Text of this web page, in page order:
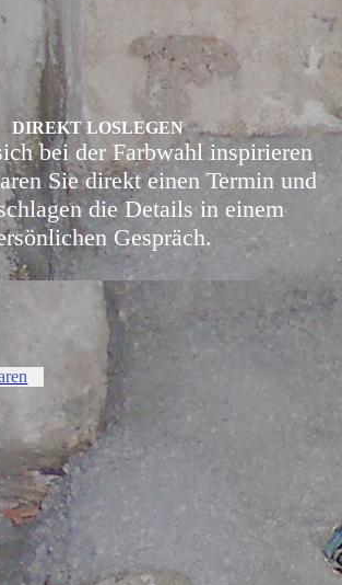
DIREKT LOSLEGEN
bei der Farbwahl inspirieren
Sie direkt einen Termin und
die Details in einem
Gespräch.